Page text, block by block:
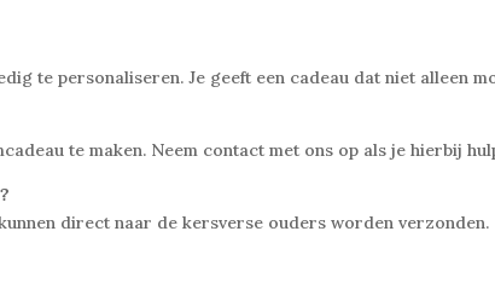
te personaliseren. Je geeft een cadeau dat niet alleen
te maken. Neem contact met ons op als je hierbij
direct naar de kersverse ouders worden verzonden.